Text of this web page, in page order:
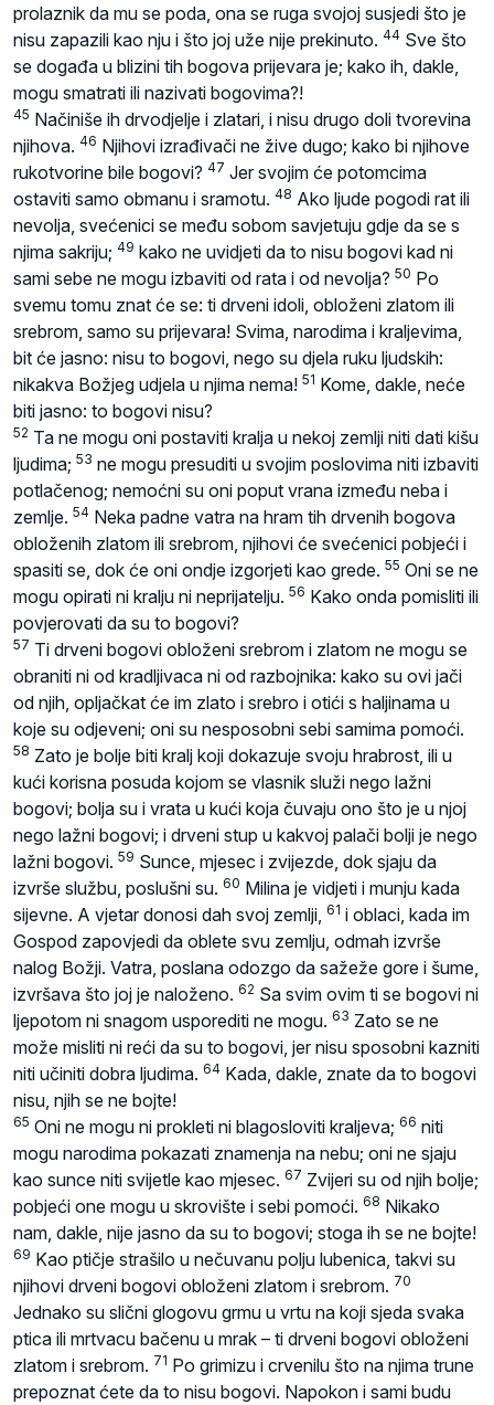
prolaznik da mu se poda, ona se ruga svojoj susjedi što je
nisu zapazili kao nju i što joj uže nije prekinuto. 44 Sve što
se događa u blizini tih bogova prijevara je; kako ih, dakle,
mogu smatrati ili nazivati bogovima?!
45 Načiniše ih drvodjelje i zlatari, i nisu drugo doli tvorevina
njihova. 46 Njihovi izrađivači ne žive dugo; kako bi njihove
rukotvorine bile bogovi? 47 Jer svojim će potomcima
ostaviti samo obmanu i sramotu. 48 Ako ljude pogodi rat ili
nevolja, svećenici se među sobom savjetuju gdje da se s
njima sakriju; 49 kako ne uvidjeti da to nisu bogovi kad ni
sami sebe ne mogu izbaviti od rata i od nevolja? 50 Po
svemu tomu znat će se: ti drveni idoli, obloženi zlatom ili
srebrom, samo su prijevara! Svima, narodima i kraljevima,
bit će jasno: nisu to bogovi, nego su djela ruku ljudskih:
nikakva Božjeg udjela u njima nema! 51 Kome, dakle, neće
biti jasno: to bogovi nisu?
52 Ta ne mogu oni postaviti kralja u nekoj zemlji niti dati kišu
ljudima; 53 ne mogu presuditi u svojim poslovima niti izbaviti
potlačenog; nemoćni su oni poput vrana između neba i
zemlje. 54 Neka padne vatra na hram tih drvenih bogova
obloženih zlatom ili srebrom, njihovi će svećenici pobjeći i
spasiti se, dok će oni ondje izgorjeti kao grede. 55 Oni se ne
mogu opirati ni kralju ni neprijatelju. 56 Kako onda pomisliti ili
povjerovati da su to bogovi?
57 Ti drveni bogovi obloženi srebrom i zlatom ne mogu se
obraniti ni od kradljivaca ni od razbojnika: kako su ovi jači
od njih, opljačkat će im zlato i srebro i otići s haljinama u
koje su odjeveni; oni su nesposobni sebi samima pomoći.
58 Zato je bolje biti kralj koji dokazuje svoju hrabrost, ili u
kući korisna posuda kojom se vlasnik služi nego lažni
bogovi; bolja su i vrata u kući koja čuvaju ono što je u njoj
nego lažni bogovi; i drveni stup u kakvoj palači bolji je nego
lažni bogovi. 59 Sunce, mjesec i zvijezde, dok sjaju da
izvrše službu, poslušni su. 60 Milina je vidjeti i munju kada
sijevne. A vjetar donosi dah svoj zemlji, 61 i oblaci, kada im
Gospod zapovjedi da oblete svu zemlju, odmah izvrše
nalog Božji. Vatra, poslana odozgo da sažeže gore i šume,
izvršava što joj je naloženo. 62 Sa svim ovim ti se bogovi ni
ljepotom ni snagom usporediti ne mogu. 63 Zato se ne
može misliti ni reći da su to bogovi, jer nisu sposobni kazniti
niti učiniti dobra ljudima. 64 Kada, dakle, znate da to bogovi
nisu, njih se ne bojte!
65 Oni ne mogu ni prokleti ni blagosloviti kraljeva; 66 niti
mogu narodima pokazati znamenja na nebu; oni ne sjaju
kao sunce niti svijetle kao mjesec. 67 Zvijeri su od njih bolje;
pobjeći one mogu u skrovište i sebi pomoći. 68 Nikako
nam, dakle, nije jasno da su to bogovi; stoga ih se ne bojte!
69 Kao ptičje strašilo u nečuvanu polju lubenica, takvi su
njihovi drveni bogovi obloženi zlatom i srebrom. 70
Jednako su slični glogovu grmu u vrtu na koji sjeda svaka
ptica ili mrtvacu bačenu u mrak – ti drveni bogovi obloženi
zlatom i srebrom. 71 Po grimizu i crvenilu što na njima trune
prepoznat ćete da to nisu bogovi. Napokon i sami budu